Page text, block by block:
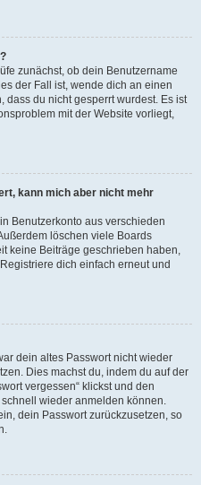
zunächst, ob dein Benutzername
der Fall ist, wende dich an einen
dass du nicht gesperrt wurdest. Es ist
mit der Website vorliegt,
kann mich aber nicht mehr
Benutzerkonto aus verschieden
löschen viele Boards
keine Beiträge geschrieben haben,
dich einfach erneut und
dein altes Passwort nicht wieder
Dies machst du, indem du auf der
vergessen“ klickst und den
wieder anmelden können.
dein Passwort zurückzusetzen, so